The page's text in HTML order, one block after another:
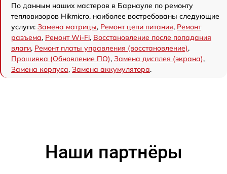
По данным наших мастеров в Барнауле по ремонту
тепловизоров Hikmicro, наиболее востребованы следующие
услуги: Замена матрицы, Ремонт цепи питания, Ремонт
разъема, Ремонт Wi-Fi, Восстановление после попадания
влаги, Ремонт платы управления (восстановление),
Прошивка (Обновление ПО), Замена дисплея (экрана),
Замена корпуса, Замена аккумулятора.
Наши партнёры